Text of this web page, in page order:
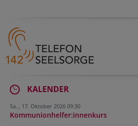
KALENDER
Sa.., 17. Oktober 2026 09:30
Kommunionhelfer:innenkurs